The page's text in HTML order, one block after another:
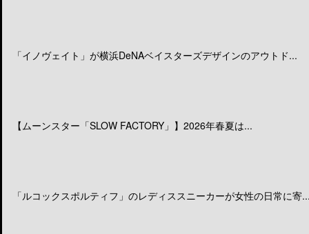
「イノヴェイト」が横浜DeNAベイスターズデザインのアウトド...
【ムーンスター「SLOW FACTORY」】2026年春夏は...
「ルコックスポルティフ」のレディススニーカーが女性の日常に寄